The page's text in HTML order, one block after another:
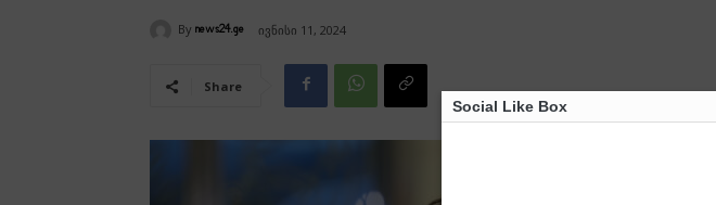
By news24.ge ივნისი 11, 2024
Share
Social Like Box